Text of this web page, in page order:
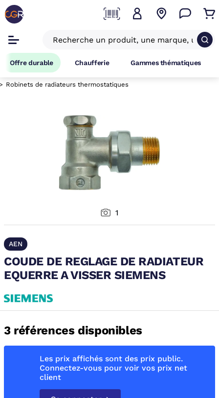
Offre durable Chaufferie Gammes thématiques
Robinets de radiateurs thermostatiques
1
AEN
COUDE DE REGLAGE DE RADIATEUR
EQUERRE A VISSER SIEMENS
3 références disponibles
Les prix affichés sont des prix public.
Connectez-vous pour voir vos prix net
client